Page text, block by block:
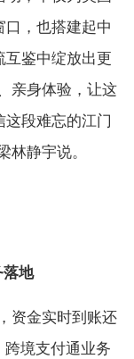
，也搭建起中
互鉴中绽放出更
亲身体验，让这
段难忘的江门
林静宇说。
地
资金实时到账还
跨境支付通业务